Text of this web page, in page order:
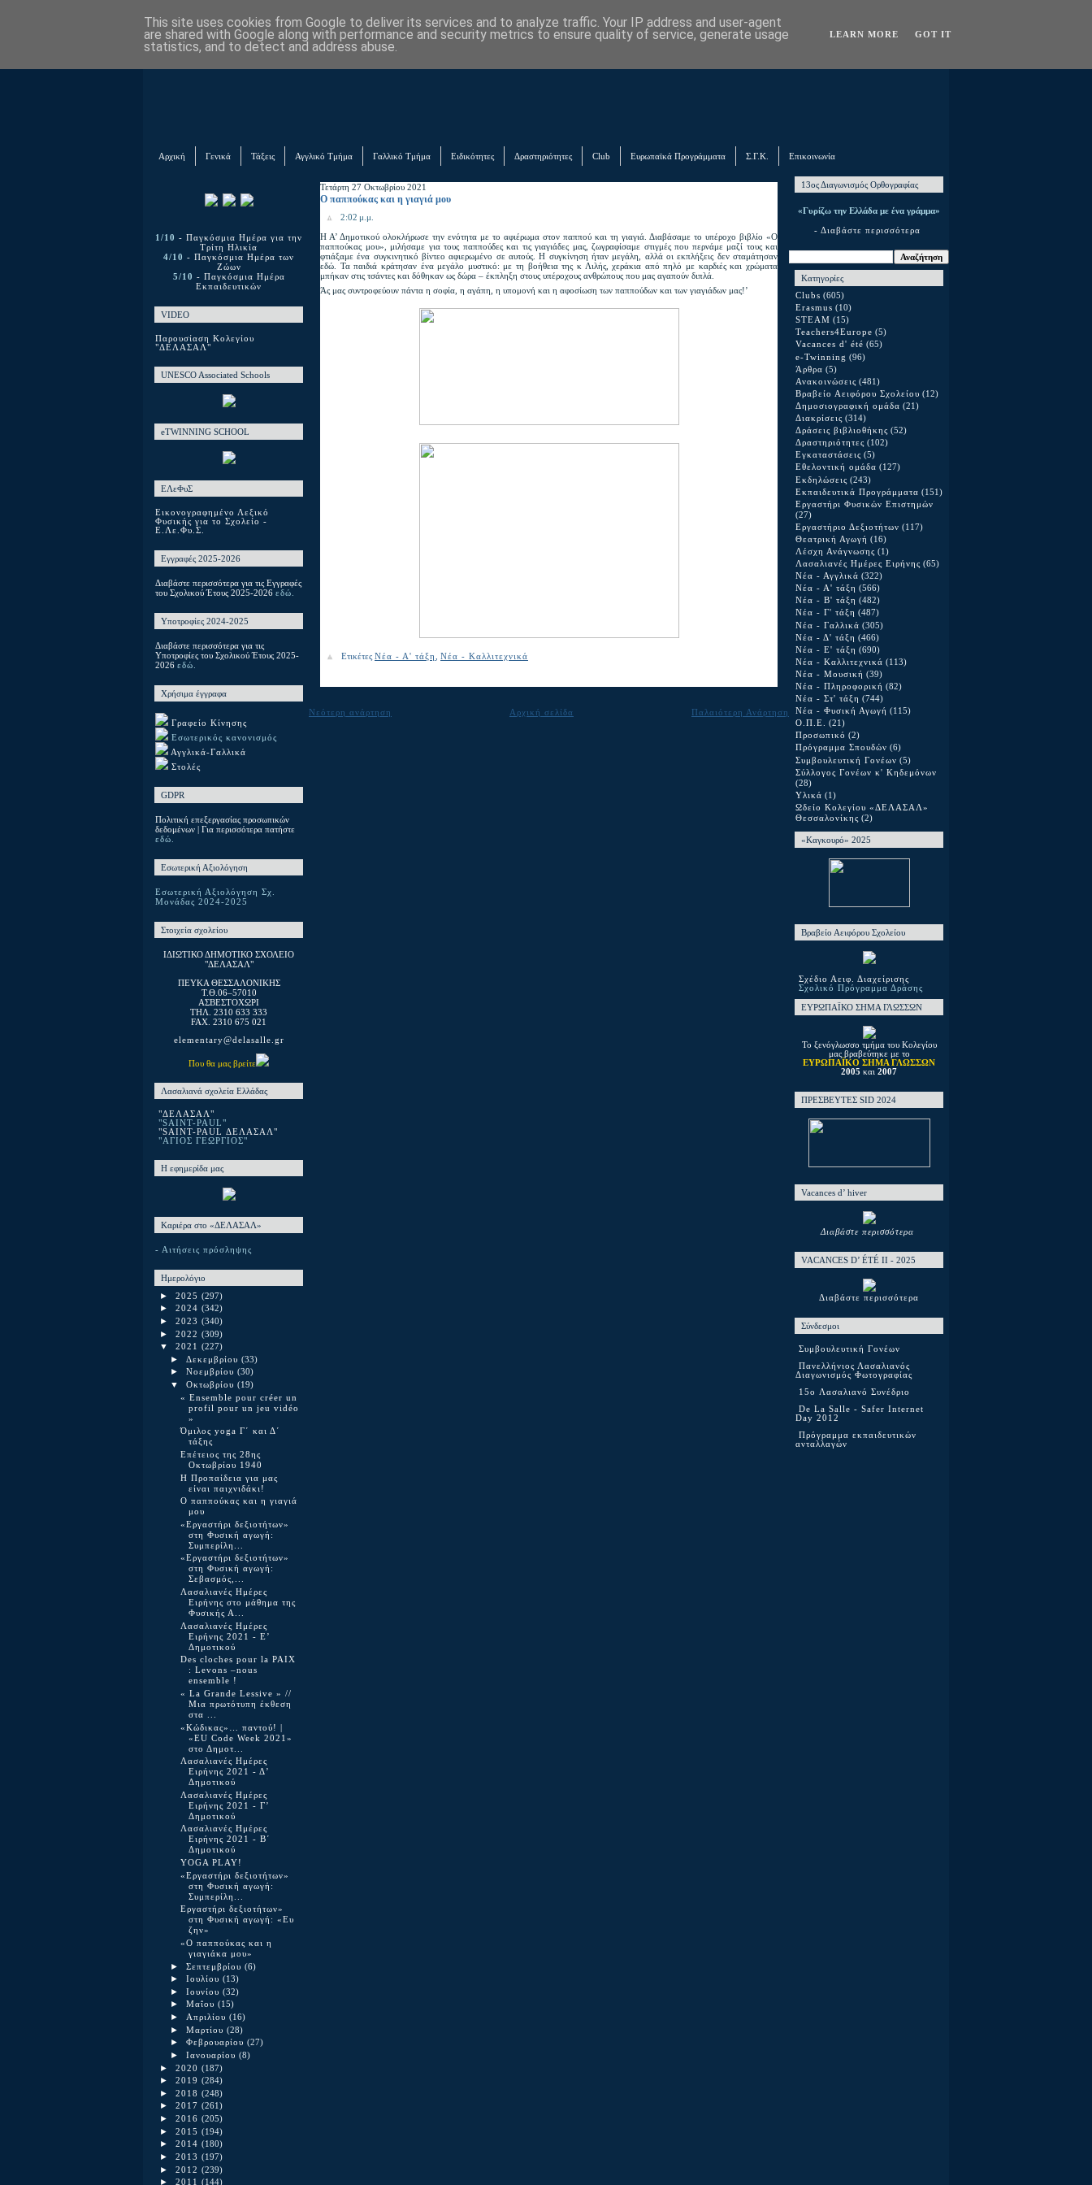
Αρχική Γενικά Τάξεις Αγγλικό Τμήμα Γαλλικό Τμήμα Ειδικότητες Δραστηριότητες Club Ευρωπαϊκά Προγράμματα Σ.Γ.Κ. Επικοινωνία
1/10 - Παγκόσμια Ημέρα για την
Τρίτη Ηλικία
4/10 - Παγκόσμια Ημέρα των
Ζώων
5/10 - Παγκόσμια Ημέρα
Εκπαιδευτικών
VIDEO
Παρουσίαση Κολεγίου
"ΔΕΛΑΣΑΛ"
UNESCO Associated Schools
eTWINNING SCHOOL
ΕΛεΦυΣ
Εικονογραφημένο Λεξικό
Φυσικής για το Σχολείο -
Ε.Λε.Φυ.Σ.
Εγγραφές 2025-2026
Διαβάστε περισσότερα για τις Εγγραφές
του Σχολικού Έτους 2025-2026 εδώ.
Υποτροφίες 2024-2025
Διαβάστε περισσότερα για τις
Υποτροφίες του Σχολικού Έτους 2025-
2026 εδώ.
Χρήσιμα έγγραφα
Γραφείο Κίνησης
Εσωτερικός κανονισμός
Αγγλικά-Γαλλικά
Στολές
GDPR
Πολιτική επεξεργασίας προσωπικών
δεδομένων | Για περισσότερα πατήστε
εδώ.
Εσωτερική Αξιολόγηση
Εσωτερική Αξιολόγηση Σχ.
Μονάδας 2024-2025
Στοιχεία σχολείου
ΙΔΙΩΤΙΚΟ ΔΗΜΟΤΙΚΟ ΣΧΟΛΕΙΟ
"ΔΕΛΑΣΑΛ"
ΠΕΥΚΑ ΘΕΣΣΑΛΟΝΙΚΗΣ
T.Θ.06–57010
ΑΣΒΕΣΤΟΧΩΡΙ
ΤΗΛ. 2310 633 333
FAX. 2310 675 021
elementary@delasalle.gr
Που θα μας βρείτε
Λασαλιανά σχολεία Ελλάδας
"ΔΕΛΑΣΑΛ"
"SAINT-PAUL"
"SAINT-PAUL ΔΕΛΑΣΑΛ"
"ΑΓΙΟΣ ΓΕΩΡΓΙΟΣ"
Η εφημερίδα μας
Καριέρα στο «ΔΕΛΑΣΑΛ»
- Αιτήσεις πρόσληψης
Ημερολόγιο
► 2025 (297)
► 2024 (342)
► 2023 (340)
► 2022 (309)
▼ 2021 (227)
► Δεκεμβρίου (33)
► Νοεμβρίου (30)
▼ Οκτωβρίου (19)
« Ensemble pour créer un
profil pour un jeu vidéo
»
Όμιλος yoga Γ΄ και Δ΄
τάξης
Επέτειος της 28ης
Οκτωβρίου 1940
Η Προπαίδεια για μας
είναι παιχνιδάκι!
Ο παππούκας και η γιαγιά
μου
«Εργαστήρι δεξιοτήτων»
στη Φυσική αγωγή:
Συμπερίλη...
«Εργαστήρι δεξιοτήτων»
στη Φυσική αγωγή:
Σεβασμός,...
Λασαλιανές Ημέρες
Ειρήνης στο μάθημα της
Φυσικής Α...
Λασαλιανές Ημέρες
Ειρήνης 2021 - Ε’
Δημοτικού
Des cloches pour la PAIX
: Levons –nous
ensemble !
« La Grande Lessive » //
Μια πρωτότυπη έκθεση
στα ...
«Κώδικας»… παντού! |
«EU Code Week 2021»
στο Δημοτ...
Λασαλιανές Ημέρες
Ειρήνης 2021 - Δ’
Δημοτικού
Λασαλιανές Ημέρες
Ειρήνης 2021 - Γ’
Δημοτικού
Λασαλιανές Ημέρες
Ειρήνης 2021 - Β΄
Δημοτικού
YOGA PLAY!
«Εργαστήρι δεξιοτήτων»
στη Φυσική αγωγή:
Συμπερίλη...
Εργαστήρι δεξιοτήτων»
στη Φυσική αγωγή: «Ευ
ζην»
«Ο παππούκας και η
γιαγιάκα μου»
► Σεπτεμβρίου (6)
► Ιουλίου (13)
► Ιουνίου (32)
► Μαΐου (15)
► Απριλίου (16)
► Μαρτίου (28)
► Φεβρουαρίου (27)
► Ιανουαρίου (8)
► 2020 (187)
► 2019 (284)
► 2018 (248)
► 2017 (261)
► 2016 (205)
► 2015 (194)
► 2014 (180)
► 2013 (197)
► 2012 (239)
► 2011 (144)
Τετάρτη 27 Οκτωβρίου 2021
Ο παππούκας και η γιαγιά μου
2:02 μ.μ.
Η Α’ Δημοτικού ολοκλήρωσε την ενότητα με το αφιέρωμα στον παππού και τη γιαγιά. Διαβάσαμε το υπέροχο βιβλίο «Ο
παππούκας μου», μιλήσαμε για τους παππούδες και τις γιαγιάδες μας, ζωγραφίσαμε στιγμές που περνάμε μαζί τους και
φτιάξαμε ένα συγκινητικό βίντεο αφιερωμένο σε αυτούς. Η συγκίνηση ήταν μεγάλη, αλλά οι εκπλήξεις δεν σταμάτησαν
εδώ. Τα παιδιά κράτησαν ένα μεγάλο μυστικό: με τη βοήθεια της κ Λιλής, χεράκια από πηλό με καρδιές και χρώματα
μπήκαν στις τσάντες και δόθηκαν ως δώρα – έκπληξη στους υπέροχους ανθρώπους που μας αγαπούν διπλά.
Άς μας συντροφεύουν πάντα η σοφία, η αγάπη, η υπομονή και η αφοσίωση των παππούδων και των γιαγιάδων μας!’
Ετικέτες Νέα - Α' τάξη Νέα - Καλλιτεχνικά
Νεότερη ανάρτηση Παλαιότερη Ανάρτηση
Αρχική σελίδα
13ος Διαγωνισμός Ορθογραφίας
«Γυρίζω την Ελλάδα με ένα γράμμα»
- Διαβάστε περισσότερα
Κατηγορίες
Clubs (605)
Erasmus (10)
STEAM (15)
Teachers4Europe (5)
Vacances d' été (65)
e-Twinning (96)
Άρθρα (5)
Ανακοινώσεις (481)
Βραβείο Αειφόρου Σχολείου (12)
Δημοσιογραφική ομάδα (21)
Διακρίσεις (314)
Δράσεις βιβλιοθήκης (52)
Δραστηριότητες (102)
Εγκαταστάσεις (5)
Εθελοντική ομάδα (127)
Εκδηλώσεις (243)
Εκπαιδευτικά Προγράμματα (151)
Εργαστήρι Φυσικών Επιστημών
(27)
Εργαστήριο Δεξιοτήτων (117)
Θεατρική Αγωγή (16)
Λέσχη Ανάγνωσης (1)
Λασαλιανές Ημέρες Ειρήνης (65)
Νέα - Αγγλικά (322)
Νέα - Α' τάξη (566)
Νέα - Β' τάξη (482)
Νέα - Γ' τάξη (487)
Νέα - Γαλλικά (305)
Νέα - Δ' τάξη (466)
Νέα - Ε' τάξη (690)
Νέα - Καλλιτεχνικά (113)
Νέα - Μουσική (39)
Νέα - Πληροφορική (82)
Νέα - Στ' τάξη (744)
Νέα - Φυσική Αγωγή (115)
Ο.Π.Ε. (21)
Προσωπικό (2)
Πρόγραμμα Σπουδών (6)
Συμβουλευτική Γονέων (5)
Σύλλογος Γονέων κ' Κηδεμόνων
(28)
Υλικά (1)
Ωδείο Κολεγίου «ΔΕΛΑΣΑΛ»
Θεσσαλονίκης (2)
«Καγκουρό» 2025
Βραβείο Αειφόρου Σχολείου
Σχέδιο Αειφ. Διαχείρισης
Σχολικό Πρόγραμμα Δράσης
ΕΥΡΩΠΑΪΚΟ ΣΗΜΑ ΓΛΩΣΣΩΝ
Το ξενόγλωσσο τμήμα του Κολεγίου
μας βραβεύτηκε με το
ΕΥΡΩΠΑΪΚΟ ΣΗΜΑ ΓΛΩΣΣΩΝ
2005 και 2007
ΠΡΕΣΒΕΥΤΕΣ SID 2024
Vacances d’ hiver
Διαβάστε περισσότερα
VACANCES D’ ÉTÉ ΙΙ - 2025
Διαβάστε περισσότερα
Σύνδεσμοι
Συμβουλευτική Γονέων
Πανελλήνιος Λασαλιανός
Διαγωνισμός Φωτογραφίας
15o Λασαλιανό Συνέδριο
De La Salle - Safer Internet
Day 2012
Πρόγραμμα εκπαιδευτικών
ανταλλαγών
This site uses cookies from Google to deliver its services and to analyze traffic. Your IP address and user-agent
are shared with Google along with performance and security metrics to ensure quality of service, generate usage
statistics, and to detect and address abuse.
LEARN MORE GOT IT